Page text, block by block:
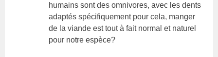
humains sont des omnivores, avec les dents
adaptés spécifiquement pour cela, manger
de la viande est tout à fait normal et naturel
pour notre espèce?